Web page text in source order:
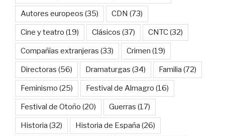
Autores europeos (35) CDN (73)
Cine y teatro (19) Clásicos (37) CNTC(32)
Compañías extranjeras (33) Crimen (19)
Directoras (56) Dramaturgas (34) Familia (72)
Feminismo (25) Festival de Almagro (16)
Festival de Otoño (20) Guerras (17)
Historia (32) Historia de España (26)